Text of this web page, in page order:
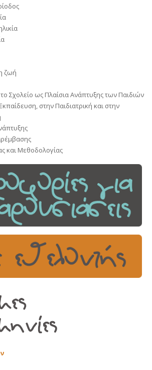
ζωή
Σχολείο ως Πλαίσια Ανάπτυξης των Παιδιών
στην Παιδιατρική και στην
και Μεθοδολογίας